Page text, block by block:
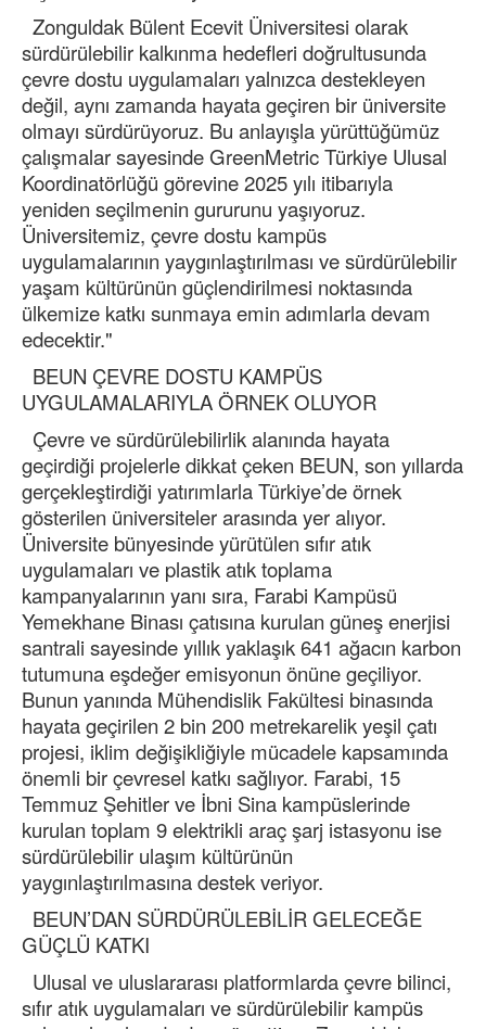
Zonguldak Bülent Ecevit Üniversitesi olarak
sürdürülebilir kalkınma hedefleri doğrultusunda
çevre dostu uygulamaları yalnızca destekleyen
değil, aynı zamanda hayata geçiren bir üniversite
olmayı sürdürüyoruz. Bu anlayışla yürüttüğümüz
çalışmalar sayesinde GreenMetric Türkiye Ulusal
Koordinatörlüğü görevine 2025 yılı itibarıyla
yeniden seçilmenin gururunu yaşıyoruz.
Üniversitemiz, çevre dostu kampüs
uygulamalarının yaygınlaştırılması ve sürdürülebilir
yaşam kültürünün güçlendirilmesi noktasında
ülkemize katkı sunmaya emin adımlarla devam
edecektir."
BEUN ÇEVRE DOSTU KAMPÜS
UYGULAMALARIYLA ÖRNEK OLUYOR
Çevre ve sürdürülebilirlik alanında hayata
geçirdiği projelerle dikkat çeken BEUN, son yıllarda
gerçekleştirdiği yatırımlarla Türkiye’de örnek
gösterilen üniversiteler arasında yer alıyor.
Üniversite bünyesinde yürütülen sıfır atık
uygulamaları ve plastik atık toplama
kampanyalarının yanı sıra, Farabi Kampüsü
Yemekhane Binası çatısına kurulan güneş enerjisi
santrali sayesinde yıllık yaklaşık 641 ağacın karbon
tutumuna eşdeğer emisyonun önüne geçiliyor.
Bunun yanında Mühendislik Fakültesi binasında
hayata geçirilen 2 bin 200 metrekarelik yeşil çatı
projesi, iklim değişikliğiyle mücadele kapsamında
önemli bir çevresel katkı sağlıyor. Farabi, 15
Temmuz Şehitler ve İbni Sina kampüslerinde
kurulan toplam 9 elektrikli araç şarj istasyonu ise
sürdürülebilir ulaşım kültürünün
yaygınlaştırılmasına destek veriyor.
BEUN’DAN SÜRDÜRÜLEBİLİR GELECEĞE
GÜÇLÜ KATKI
Ulusal ve uluslararası platformlarda çevre bilinci,
sıfır atık uygulamaları ve sürdürülebilir kampüs